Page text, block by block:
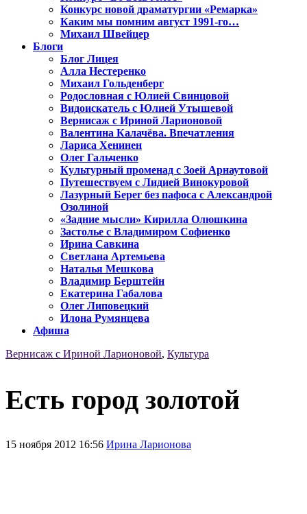
Конкурс новой драматургии «Ремарка»
Каким мы помним август 1991-го…
Михаил Швейцер
Блоги
Блог Лицея
Алла Нестеренко
Михаил Гольденберг
Родословная с Юлией Свинцовой
Видоискатель с Юлией Утышевой
Вернисаж с Ириной Ларионовой
Валентина Калачёва. Впечатления
Лариса Хенинен
Олег Гальченко
Культурный променад с Зоей Арнаутовой
Путешествуем с Лидией Винокуровой
Лазурный Берег без пафоса с Александрой
Озолиной
«Задние мысли» Кирилла Олюшкина
Застолье с Владимиром Софиенко
Ирина Савкина
Светлана Артемьева
Наталья Мешкова
Владимир Берштейн
Екатерина Габалова
Олег Липовецкий
Илона Румянцева
Афиша
Вернисаж с Ириной Ларионовой, Культура
Есть город золотой
15 ноября 2012 16:56 Ирина Ларионова